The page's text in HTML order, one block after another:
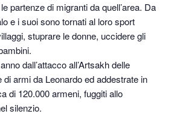
partenze di migranti da quell’area. Da
e i suoi sono tornati al loro sport
stuprare le donne, uccidere gli
dall’attacco all’Artsakh delle
di armi da Leonardo ed addestrate in
di 120.000 armeni, fuggiti allo
silenzio.